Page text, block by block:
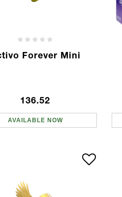
Forever Mini
136.52
AVAILABLE NOW